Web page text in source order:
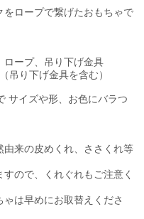
ロープで繋げたおもちゃで
ロープ、吊り下げ金具
り下げ金具を含む）
サイズや形、お色にバラつ
由来の皮めくれ、ささくれ等
ので、くれぐれもご注意く
ゃは早めにお取替えくださ